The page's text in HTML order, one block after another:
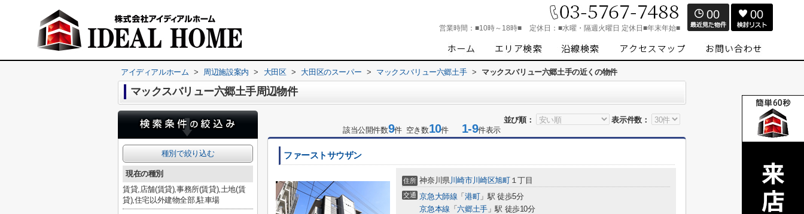
営業時間： ■10時～18時■ 定休日： ■水曜・隔週火曜日 定休日■年末年始■
00 00
アイディアルホーム > 周辺施設案内 > 大田区 > 大田区のスーパー > マックスバリュー六郷土手 > マックスバリュー六郷土手の近くの物件
マックスバリュー六郷土手周辺物件
並び順：
表示件数：
該当公開件数9件 空き数10件 1-9件表示
ファーストサウザン
住所 神奈川県川崎市川崎区旭町１丁目
交通 京急大師線 「 港町」駅 徒歩5分
京急本線 「六郷土手」駅 徒歩10分
種別で絞り込む
現在の種別
賃貸,店舗(賃貸),事務所(賃貸),土地(賃
貸),住宅以外建物全部,駐車場